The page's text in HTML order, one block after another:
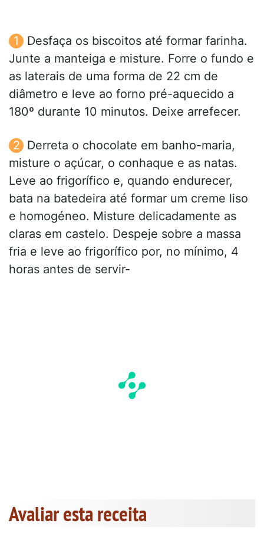
Desfaça os biscoitos até formar farinha.
Junte a manteiga e misture. Forre o fundo e
as laterais de uma forma de 22 cm de
diâmetro e leve ao forno pré-aquecido a
180º durante 10 minutos. Deixe arrefecer.
Derreta o chocolate em banho-maria,
misture o açúcar, o conhaque e as natas.
Leve ao frigorífico e, quando endurecer,
bata na batedeira até formar um creme liso
e homogéneo. Misture delicadamente as
claras em castelo. Despeje sobre a massa
fria e leve ao frigorífico por, no mínimo, 4
horas antes de servir-
Avaliar esta receita